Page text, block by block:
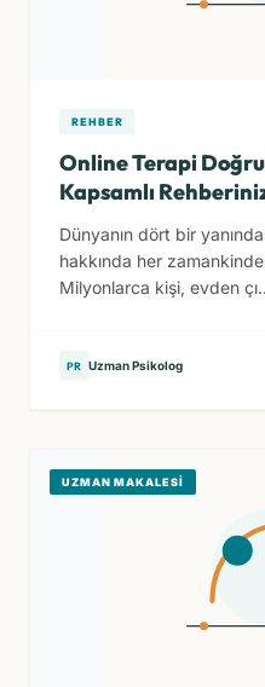
REHBER
Online Terapi
Kapsamlı
Dünyanın dört bir
hakkında her
Milyonlarca kişi, evden
PR Uzman Psikolog
UZMAN MAKALESI